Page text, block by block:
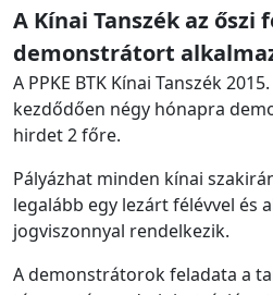
A Kínai Tanszék az őszi
demonstrátort
A PPKE BTK Kínai Tanszék
kezdődően négy hónapra
hirdet 2 főre.
Pályázhat minden kínai
legalább egy lezárt félévvel és
jogviszonnyal rendelkezik.
A demonstrátorok feladata a